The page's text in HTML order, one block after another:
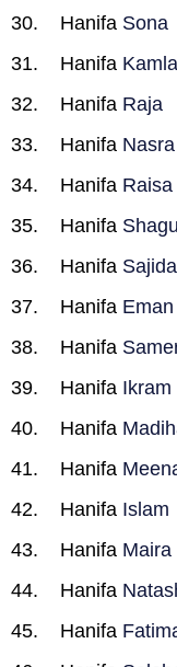
Hanifa Sona
Hanifa Kamla
Hanifa Raja
Hanifa Nasra
Hanifa Raisa
Hanifa
Hanifa Sajida
Hanifa Eman
Hanifa
Hanifa Ikram
Hanifa
Hanifa
Hanifa Islam
Hanifa Maira
Hanifa
Hanifa